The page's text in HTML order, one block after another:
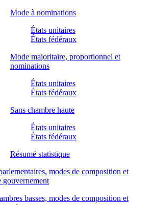
Mode à nominations
États unitaires
États fédéraux
Mode majoritaire, proportionnel et
nominations
États unitaires
États fédéraux
Sans chambre haute
États unitaires
États fédéraux
Résumé statistique
modes de composition et
gouvernement
basses, modes de composition et